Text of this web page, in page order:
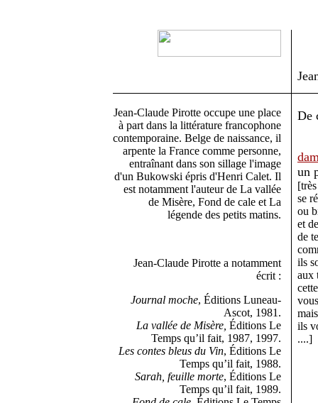
Jean-Claude Pirotte occupe une place
à part dans la littérature francophone
contemporaine. Belge de naissance, il
arpente la France comme personne,
entraînant dans son sillage l'image
d'un Bukowski épris d'Henri Calet. Il
est notamment l'auteur de La vallée
de Misère, Fond de cale et La
légende des petits matins.
Jean-Claude Pirotte a notamment
écrit :
Journal moche, Éditions Luneau-
Ascot, 1981.
La vallée de Misère, Éditions Le
Temps qu’il fait, 1987, 1997.
Les contes bleus du Vin, Éditions Le
Temps qu’il fait, 1988.
Sarah, feuille morte, Éditions Le
Temps qu’il fait, 1989.
De
un
se
ou
et
de
ils
aux
ils
....]